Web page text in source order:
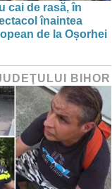
cai de rasă, în
înaintea
de la Oșorhei
BIHOR